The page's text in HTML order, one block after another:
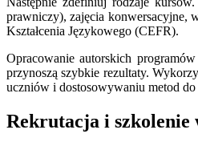
prawniczy), zajęcia konwersacyjne,
Kształcenia Językowego (CEFR).
Opracowanie autorskich
przynoszą szybkie rezultaty.
uczniów i dostosowywaniu metod
Rekrutacja i